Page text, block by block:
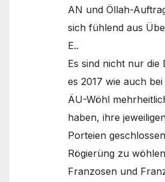
AN und Öllah-
sich fühlend aus
E..
Es sind nicht nur die
es 2017 wie auch
ÄU-Wöhl
haben, ihre
Porteien
Rögierüng zu
Franzosen und